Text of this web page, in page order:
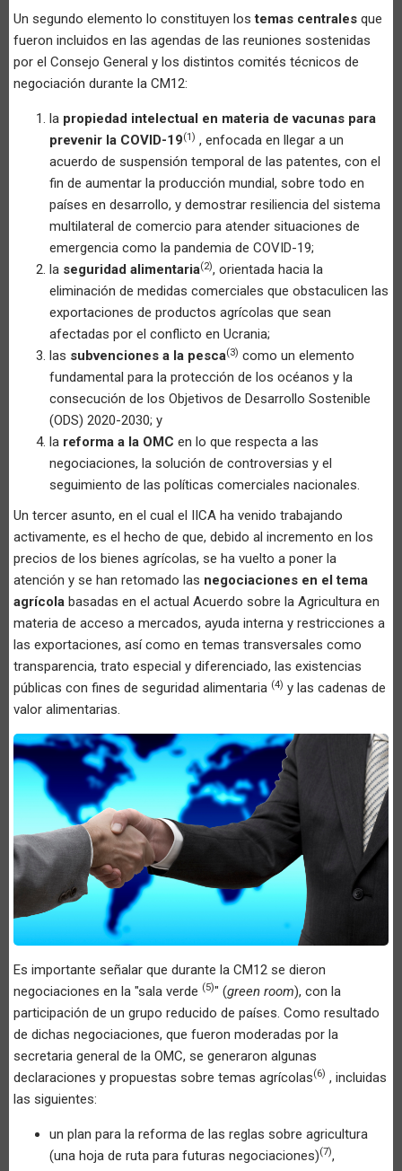
Un segundo elemento lo constituyen lostemas centrales que
fueron incluidos en las agendas de las reuniones sostenidas
por el Consejo General y los distintos comités técnicos de
negociación durante la CM12:
la propiedad intelectual en materia de vacunas para
prevenir la COVID-19(1) , enfocada en llegar a un
acuerdo de suspensión temporal de las patentes, con el
fin de aumentar la producción mundial, sobre todo en
países en desarrollo, y demostrar resiliencia del sistema
multilateral de comercio para atender situaciones de
emergencia como la pandemia de COVID-19;
la seguridad alimentaria(2), orientada hacia la
eliminación de medidas comerciales que obstaculicen las
exportaciones de productos agrícolas que sean
afectadas por el conflicto en Ucrania;
las subvenciones a la pesca(3) como un elemento
fundamental para la protección de los océanos y la
consecución de los Objetivos de Desarrollo Sostenible
(ODS) 2020-2030; y
la reforma a la OMC en lo que respecta a las
negociaciones, la solución de controversias y el
seguimiento de las políticas comerciales nacionales.
Un tercer asunto, en el cual el IICA ha venido trabajando
activamente, es el hecho de que, debido al incremento en los
precios de los bienes agrícolas, se ha vuelto a poner la
atención y se han retomado las negociaciones en el tema
agrícola basadas en el actual Acuerdo sobre la Agricultura en
materia de acceso a mercados, ayuda interna y restricciones a
las exportaciones, así como en temas transversales como
transparencia, trato especial y diferenciado, las existencias
públicas con fines de seguridad alimentaria (4) y las cadenas de
valor alimentarias.
Es importante señalar que durante la CM12 se dieron
negociaciones en la "sala verde (5)" (green room), con la
participación de un grupo reducido de países. Como resultado
de dichas negociaciones, que fueron moderadas por la
secretaria general de la OMC, se generaron algunas
declaraciones y propuestas sobre temas agrícolas(6) , incluidas
las siguientes:
un plan para la reforma de las reglas sobre agricultura
(una hoja de ruta para futuras negociaciones)(7),